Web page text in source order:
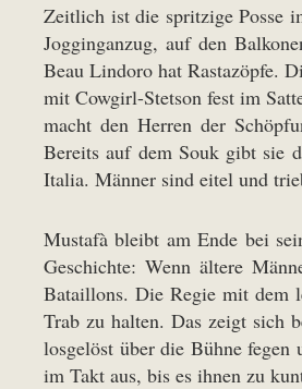
Zeitlich ist die spritzige Posse
Jogginganzug, auf den
Beau Lindoro hat Rastazöpfe.
mit Cowgirl-Stetson fest im
macht den Herren der
Bereits auf dem Souk gibt sie
Italia. Männer sind eitel und
Mustafà bleibt am Ende bei
Geschichte: Wenn ältere
Bataillons. Die Regie mit dem
Trab zu halten. Das zeigt sich
losgelöst über die Bühne fegen
im Takt aus, bis es ihnen zu